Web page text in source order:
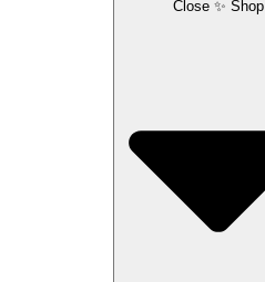
Close ✨ Shop